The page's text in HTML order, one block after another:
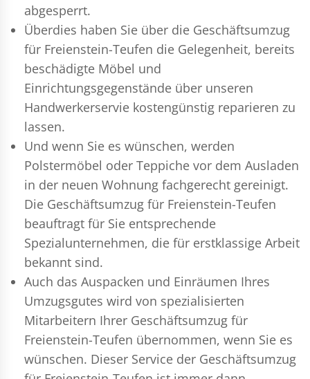
abgesperrt.
Überdies haben Sie über die Geschäftsumzug
für Freienstein-Teufen die Gelegenheit, bereits
beschädigte Möbel und
Einrichtungsgegenstände über unseren
Handwerkerservie kostengünstig reparieren zu
lassen.
Und wenn Sie es wünschen, werden
Polstermöbel oder Teppiche vor dem Ausladen
in der neuen Wohnung fachgerecht gereinigt.
Die Geschäftsumzug für Freienstein-Teufen
beauftragt für Sie entsprechende
Spezialunternehmen, die für erstklassige Arbeit
bekannt sind.
Auch das Auspacken und Einräumen Ihres
Umzugsgutes wird von spezialisierten
Mitarbeitern Ihrer Geschäftsumzug für
Freienstein-Teufen übernommen, wenn Sie es
wünschen. Dieser Service der Geschäftsumzug